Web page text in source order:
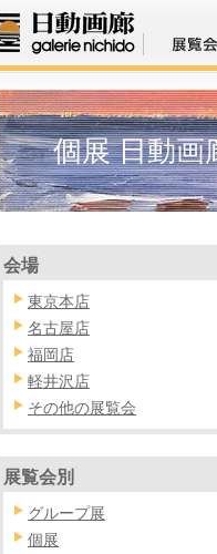
個展 日動画
会場
東京本店
名古屋店
福岡店
軽井沢店
その他の展覧会
展覧会別
グループ展
個展